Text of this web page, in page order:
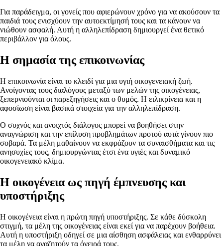
Για παράδειγμα, οι γονείς που αφιερώνουν χρόνο για να ακούσουν τα
παιδιά τους ενισχύουν την αυτοεκτίμησή τους και τα κάνουν να
νιώθουν ασφαλή. Αυτή η αλληλεπίδραση δημιουργεί ένα θετικό
περιβάλλον για όλους.
Η σημασία της επικοινωνίας
Η επικοινωνία είναι το κλειδί για μια υγιή οικογενειακή ζωή.
Ανοίγοντας τους διαλόγους μεταξύ των μελών της οικογένειας,
ξεπερνιούνται οι παρεξηγήσεις και ο θυμός. Η ειλικρίνεια και η
αφοσίωση είναι βασικά στοιχεία για την αλληλεπίδραση.
Ο συχνός και ανοιχτός διάλογος μπορεί να βοηθήσει στην
αναγνώριση και την επίλυση προβλημάτων προτού αυτά γίνουν πιο
σοβαρά. Τα μέλη μαθαίνουν να εκφράζουν τα συναισθήματα και τις
ανησυχίες τους, δημιουργώντας έτσι ένα υγιές και δυναμικό
οικογενειακό κλίμα.
Η οικογένεια ως πηγή έμπνευσης και
υποστήριξης
Η οικογένεια είναι η πρώτη πηγή υποστήριξης. Σε κάθε δύσκολη
στιγμή, τα μέλη της οικογένειας είναι εκεί για να παρέχουν βοήθεια.
Αυτή η υποστήριξη οδηγεί σε μια αίσθηση ασφάλειας και ενθαρρύνει
τα μέλη να αναζητούν τα όνειρά τους.